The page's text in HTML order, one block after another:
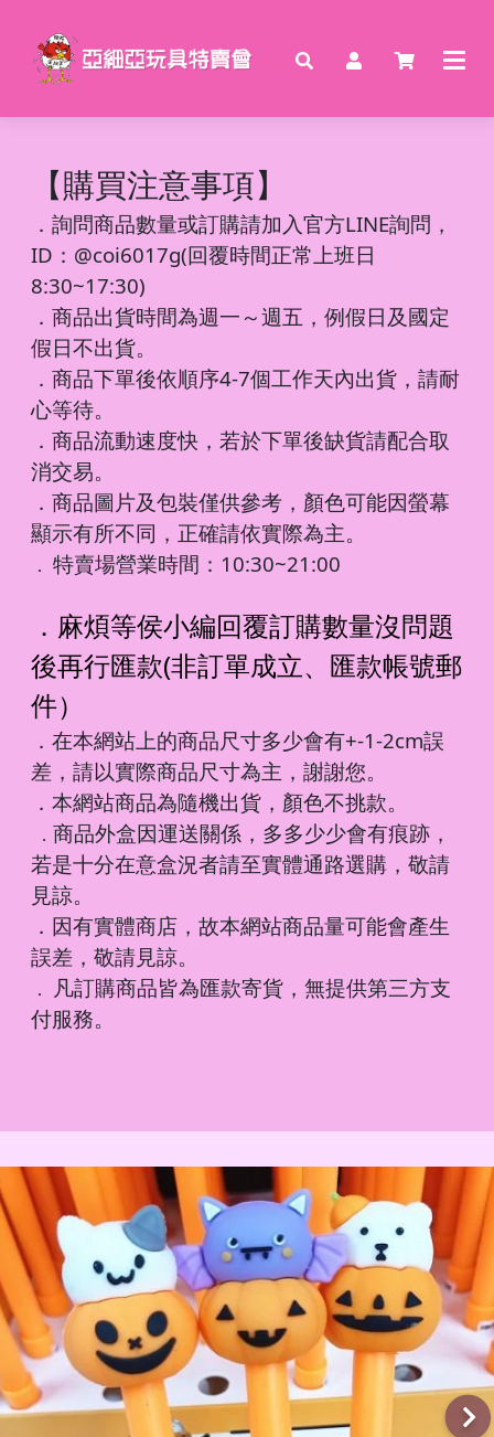
【購買注意事項】
． 詢問商品數量或訂購請加入官方LINE詢問，
ID：@coi6017g(回覆時間正常上班日
8:30~17:30)
．商品出貨時間為週一～週五，例假日及國定
假日不出貨。
．商品下單後依順序4-7個工作天內出貨，請耐
心等待。
．商品流動速度快，若於下單後缺貨請配合取
消交易。
．商品圖片及包裝僅供參考，顏色可能因螢幕
顯示有所不同，正確請依實際為主。
． 特賣場營業時間：10:30~21:00
．麻煩等侯小編回覆訂購數量沒問題
後再行匯款(非訂單成立、匯款帳號郵
件）
．在本網站上的商品尺寸多少會有+-1-2cm誤
差，請以實際商品尺寸為主，謝謝您。
．本網站商品為隨機出貨，顏色不挑款。
． 商品外盒因運送關係，多多少少會有痕跡，
若是十分在意盒況者請至實體通路選購，敬請
見諒。
．因有實體商店，故本網站商品量可能會產生
誤差，敬請見諒。
． 凡訂購商品皆為匯款寄貨，無提供第三方支
付服務。